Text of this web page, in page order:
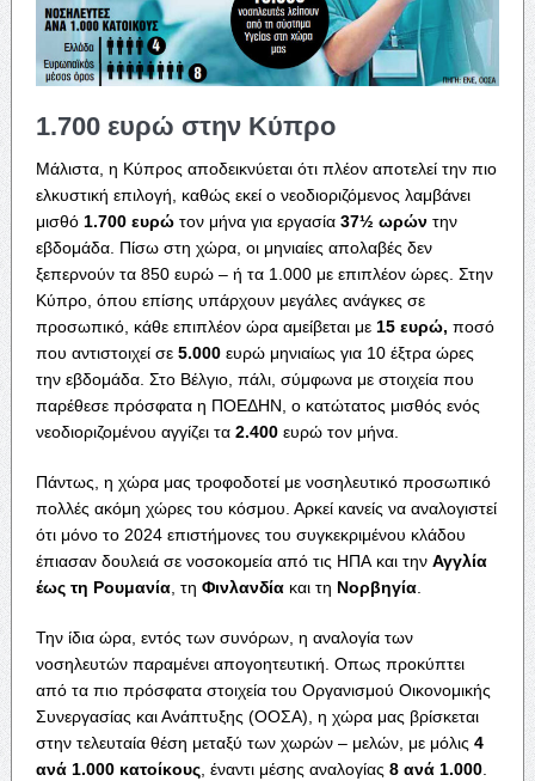
1.700 ευρώ στην Κύπρο
Μάλιστα, η Κύπρος αποδεικνύεται ότι πλέον αποτελεί την πιο
ελκυστική επιλογή, καθώς εκεί ο νεοδιοριζόμενος λαμβάνει
μισθό1.700 ευρώτον μήνα για εργασία 37½ ωρώντην
εβδομάδα. Πίσω στη χώρα, οι μηνιαίες απολαβές δεν
ξεπερνούν τα 850 ευρώ – ή τα 1.000 με επιπλέον ώρες. Στην
Κύπρο, όπου επίσης υπάρχουν μεγάλες ανάγκες σε
προσωπικό, κάθε επιπλέον ώρα αμείβεται με 15 ευρώ, ποσό
που αντιστοιχεί σε5.000ευρώ μηνιαίως για 10 έξτρα ώρες
την εβδομάδα. Στο Βέλγιο, πάλι, σύμφωνα με στοιχεία που
παρέθεσε πρόσφατα η ΠΟΕΔΗΝ, ο κατώτατος μισθός ενός
νεοδιοριζομένου αγγίζει τα2.400ευρώ τον μήνα.
Πάντως, η χώρα μας τροφοδοτεί με νοσηλευτικό προσωπικό
πολλές ακόμη χώρες του κόσμου. Αρκεί κανείς να αναλογιστεί
ότι μόνο το 2024 επιστήμονες του συγκεκριμένου κλάδου
έπιασαν δουλειά σε νοσοκομεία από τις ΗΠΑ και τηνΑγγλία
έως τη Ρουμανία, τη Φινλανδίακαι τη Νορβηγία.
Την ίδια ώρα, εντός των συνόρων, η αναλογία των
νοσηλευτών παραμένει απογοητευτική. Οπως προκύπτει
από τα πιο πρόσφατα στοιχεία του Οργανισμού Οικονομικής
Συνεργασίας και Ανάπτυξης (ΟΟΣΑ), η χώρα μας βρίσκεται
στην τελευταία θέση μεταξύ των χωρών – μελών, με μόλις 4
ανά 1.000 κατοίκους, έναντι μέσης αναλογίας 8 ανά 1.000.